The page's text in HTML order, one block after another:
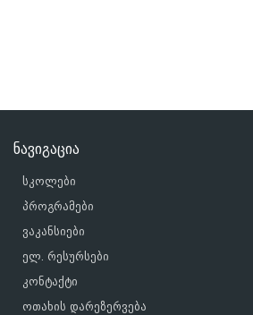
ნავიგაცია
სკოლები
პროგრამები
ვაკანსიები
ელ. რესურსები
კონტაქტი
ოთახის დარეზერვება